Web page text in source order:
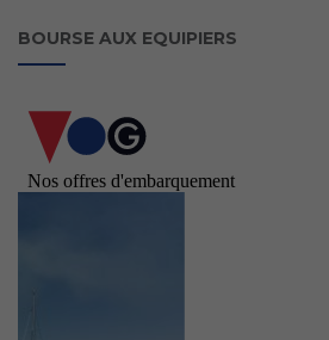
BOURSE AUX EQUIPIERS